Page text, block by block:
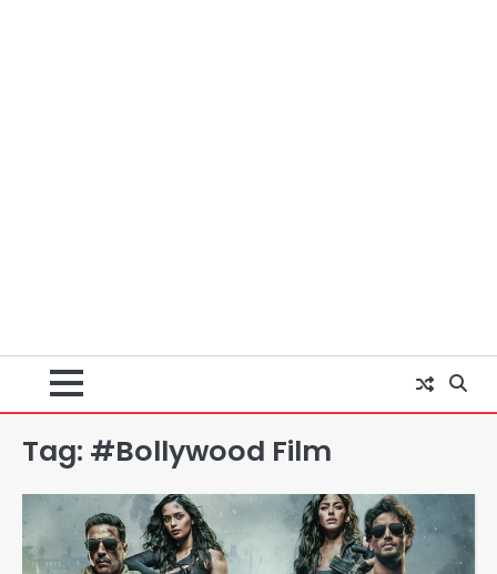
Tag: #Bollywood Film